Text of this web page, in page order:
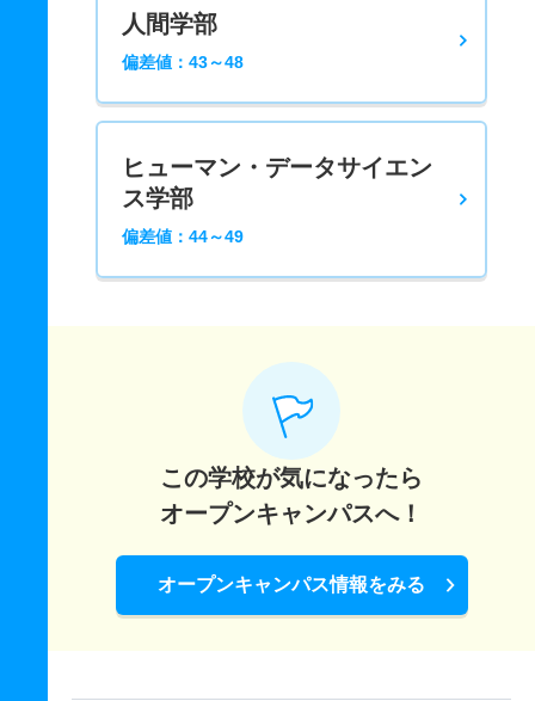
人間学部
偏差値：43～48
ヒューマン・データサイエン
ス学部
偏差値：44～49
この学校が気になったら
オープンキャンパスへ！
オープンキャンパス情報をみる